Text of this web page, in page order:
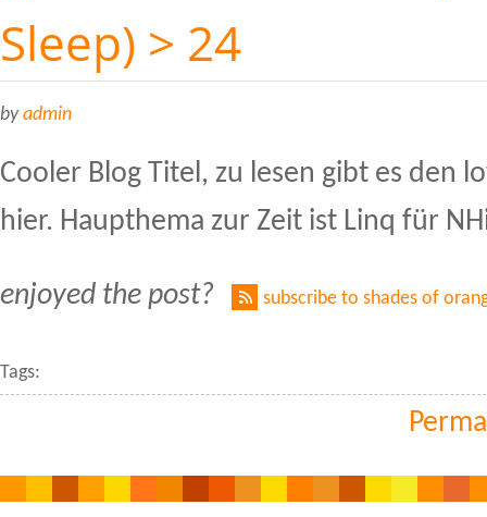
Sleep) > 24
byadmin
Cooler Blog Titel, zu lesen gibt es den
hier. Haupthema zur Zeit ist Linq für
enjoyed the post? subscribe to shades of
Tags: